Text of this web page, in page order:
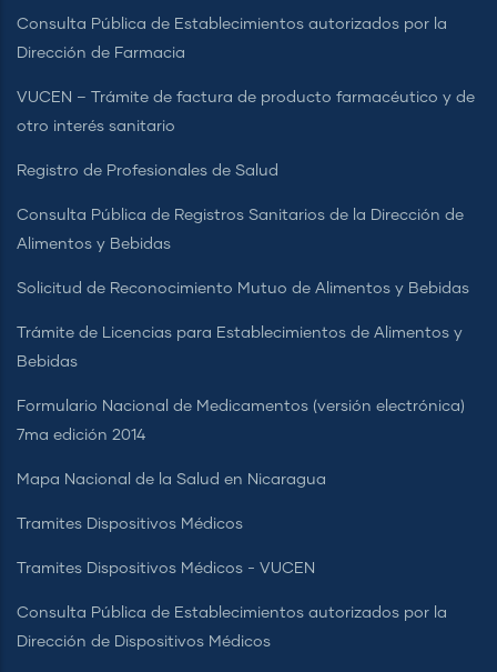
Consulta Pública de Establecimientos autorizados por la
Dirección de Farmacia
VUCEN – Trámite de factura de producto farmacéutico y de
otro interés sanitario
Registro de Profesionales de Salud
Consulta Pública de Registros Sanitarios de la Dirección de
Alimentos y Bebidas
Solicitud de Reconocimiento Mutuo de Alimentos y Bebidas
Trámite de Licencias para Establecimientos de Alimentos y
Bebidas
Formulario Nacional de Medicamentos (versión electrónica)
7ma edición 2014
Mapa Nacional de la Salud en Nicaragua
Tramites Dispositivos Médicos
Tramites Dispositivos Médicos - VUCEN
Consulta Pública de Establecimientos autorizados por la
Dirección de Dispositivos Médicos